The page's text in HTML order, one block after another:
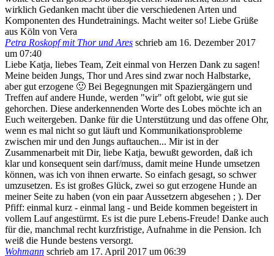
wirklich Gedanken macht über die verschiedenen Arten und
Komponenten des Hundetrainings. Macht weiter so! Liebe Grüße
aus Köln von Vera
Petra Roskopf mit Thor und Ares schrieb am 16. Dezember 2017
um 07:40
Liebe Katja, liebes Team, Zeit einmal von Herzen Dank zu sagen!
Meine beiden Jungs, Thor und Ares sind zwar noch Halbstarke,
aber gut erzogene 🙂 Bei Begegnungen mit Spaziergängern und
Treffen auf andere Hunde, werden "wir" oft gelobt, wie gut sie
gehorchen. Diese anderkennenden Worte des Lobes möchte ich an
Euch weitergeben. Danke für die Unterstützung und das offene Ohr,
wenn es mal nicht so gut läuft und Kommunikationsprobleme
zwischen mir und den Jungs auftauchen... Mir ist in der
Zusammenarbeit mit Dir, liebe Katja, bewußt geworden, daß ich
klar und konsequent sein darf/muss, damit meine Hunde umsetzen
können, was ich von ihnen erwarte. So einfach gesagt, so schwer
umzusetzen. Es ist großes Glück, zwei so gut erzogene Hunde an
meiner Seite zu haben (von ein paar Aussetzern abgesehen ; ). Der
Pfiff: einmal kurz - einmal lang - und Beide kommen begeistert in
vollem Lauf angestürmt. Es ist die pure Lebens-Freude! Danke auch
für die, manchmal recht kurzfristige, Aufnahme in die Pension. Ich
weiß die Hunde bestens versorgt.
Wohmann schrieb am 17. April 2017 um 06:39